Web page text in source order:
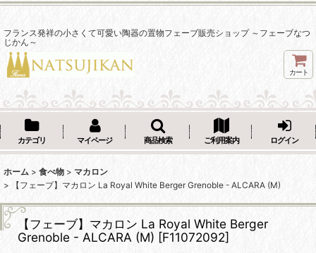
フランス発祥の小さくて可愛い陶器の置物フェーブ販売ショップ ～フェーブなつ
じかん～
カート
カテゴリ マイページ 商品検索 ご利用案内 ログイン
ホーム > 食べ物 > マカロン
>
【フェーブ】マカロン La Royal White Berger Grenoble - ALCARA (M)
【フェーブ】マカロン La Royal White Berger
Grenoble - ALCARA (M) [F11072092]